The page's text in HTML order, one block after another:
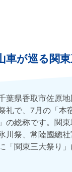
車が巡る関
葉県香取市佐原
礼で、7月の「本
の総称です。関
川祭、常陸國總
「関東三大祭り